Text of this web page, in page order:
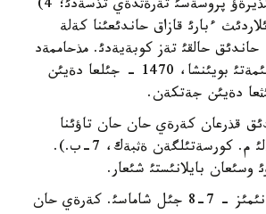
وزبةكتةر» ةلئنئث كذيرةؤ پروسةسئ تةرةثدةي تذسةدئ؛ 4)
ءبارئ قازاق حاندئعئنا كةلة
حالقئ تةز كوبةيةدئ. مذحاممةد
حايدار دؤلاتيدئث مالئمةتئ بويئنشا، 1470 - جئلعا دةيئن
قذرعان كةرةي حان حان تاؤئنا
جةرلةنئپتئ» (ةلةؤ ذلئ م. كورسةتئلگةن ةثبةك، 7-ب.).
وسئعان بايلانئستئ شئعار.
«10 جئلداي» دةگةنئمئز - 7-8 جئل شاماسئ. كةرةي حان